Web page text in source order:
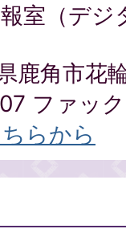
室（デジ
鹿角市花
ファッ
らから